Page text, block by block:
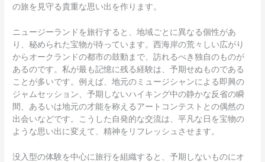
の旅を見守る貴重な思い出を作ります。
ニュージーランドを旅行すると、地域ごとに異なる個性があ
り、秘められた宝物が待っています。西海岸の荒々しい広がり
からオークランドの都市の鼓動まで、訪れるべき独自のものが
あるのです。私が最も記憶に残る経験は、予期せぬものである
ことが多いです。例えば、地元のミュージシャンによる即興の
ジャムセッション、予期しないハイキング中の静かな反省の瞬
間、あるいは地元の才能を称えるアートコンテストとの偶然の
出会いなどです。こうした自発的な交流は、平凡な日を宝物の
ような思い出に変えて、精神をリフレッシュさせます。
没入型の体験を中心に旅行を組織すると、予期しないものにオ